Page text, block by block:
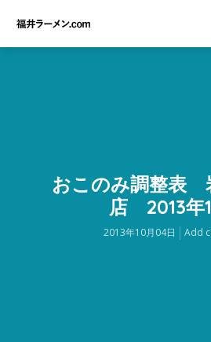
おこのみ調整表
店 2013年
2013年10月04日 Add